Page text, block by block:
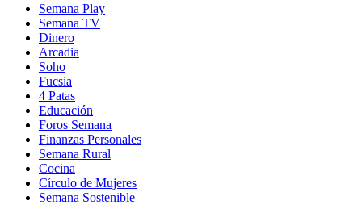
Semana Play
Semana TV
Dinero
Arcadia
Soho
in
new
window
Fucsia
in
new
window
4 Patas
Educación
Foros Semana
Finanzas Personales
Semana Rural
Cocina
Círculo de Mujeres
Semana Sostenible